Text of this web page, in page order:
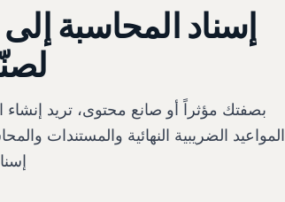
إسناد المحاسبة
بصفتك مؤثراً أو صانع محتوى، تريد إنشاء
المواعيد الضريبية النهائية والمستندات